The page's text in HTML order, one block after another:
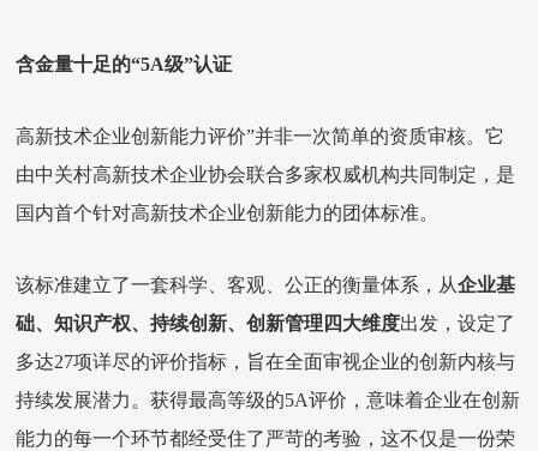
含金量十足的“5A级”认证
高新技术企业创新能力评价”并非一次简单的资质审核。它
由中关村高新技术企业协会联合多家权威机构共同制定，是
国内首个针对高新技术企业创新能力的团体标准。
该标准建立了一套科学、客观、公正的衡量体系，从企业基
础、知识产权、持续创新、创新管理四大维度出发，设定了
多达27项详尽的评价指标，旨在全面审视企业的创新内核与
持续发展潜力。获得最高等级的5A评价，意味着企业在创新
能力的每一个环节都经受住了严苛的考验，这不仅是一份荣